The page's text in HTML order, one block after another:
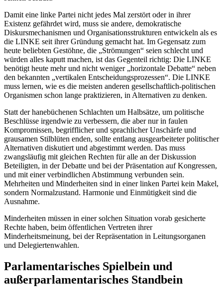
Damit eine linke Partei nicht jedes Mal zerstört oder in ihrer
Existenz gefährdet wird, muss sie andere, demokratische
Diskursmechanismen und Organisationsstrukturen entwickeln als es
die LINKE seit ihrer Gründung gemacht hat. Im Gegensatz zum
heute beliebten Gestöhne, die „Strömungen“ seien schlecht und
würden alles kaputt machen, ist das Gegenteil richtig: Die LINKE
benötigt heute mehr und nicht weniger „horizontale Debatte“ neben
den bekannten „vertikalen Entscheidungsprozessen“. Die LINKE
muss lernen, wie es die meisten anderen gesellschaftlich-politischen
Organismen schon lange praktizieren, in Alternativen zu denken.
Statt der hanebüchenen Schlachten um Halbsätze, um politische
Beschlüsse irgendwie zu verbessern, die aber nur in faulen
Kompromissen, begrifflicher und sprachlicher Unschärfe und
grausamen Stilblüten enden, sollte entlang ausgearbeiteter politischer
Alternativen diskutiert und abgestimmt werden. Das muss
zwangsläufig mit gleichen Rechten für alle an der Diskussion
Beteiligten, in der Debatte und bei der Präsentation auf Kongressen,
und mit einer verbindlichen Abstimmung verbunden sein.
Mehrheiten und Minderheiten sind in einer linken Partei kein Makel,
sondern Normalzustand. Harmonie und Einmütigkeit sind die
Ausnahme.
Minderheiten müssen in einer solchen Situation vorab gesicherte
Rechte haben, beim öffentlichen Vertreten ihrer
Minderheitsmeinung, bei der Repräsentation in Leitungsorganen
und Delegiertenwahlen.
Parlamentarisches Spielbein und
außerparlamentarisches Standbein